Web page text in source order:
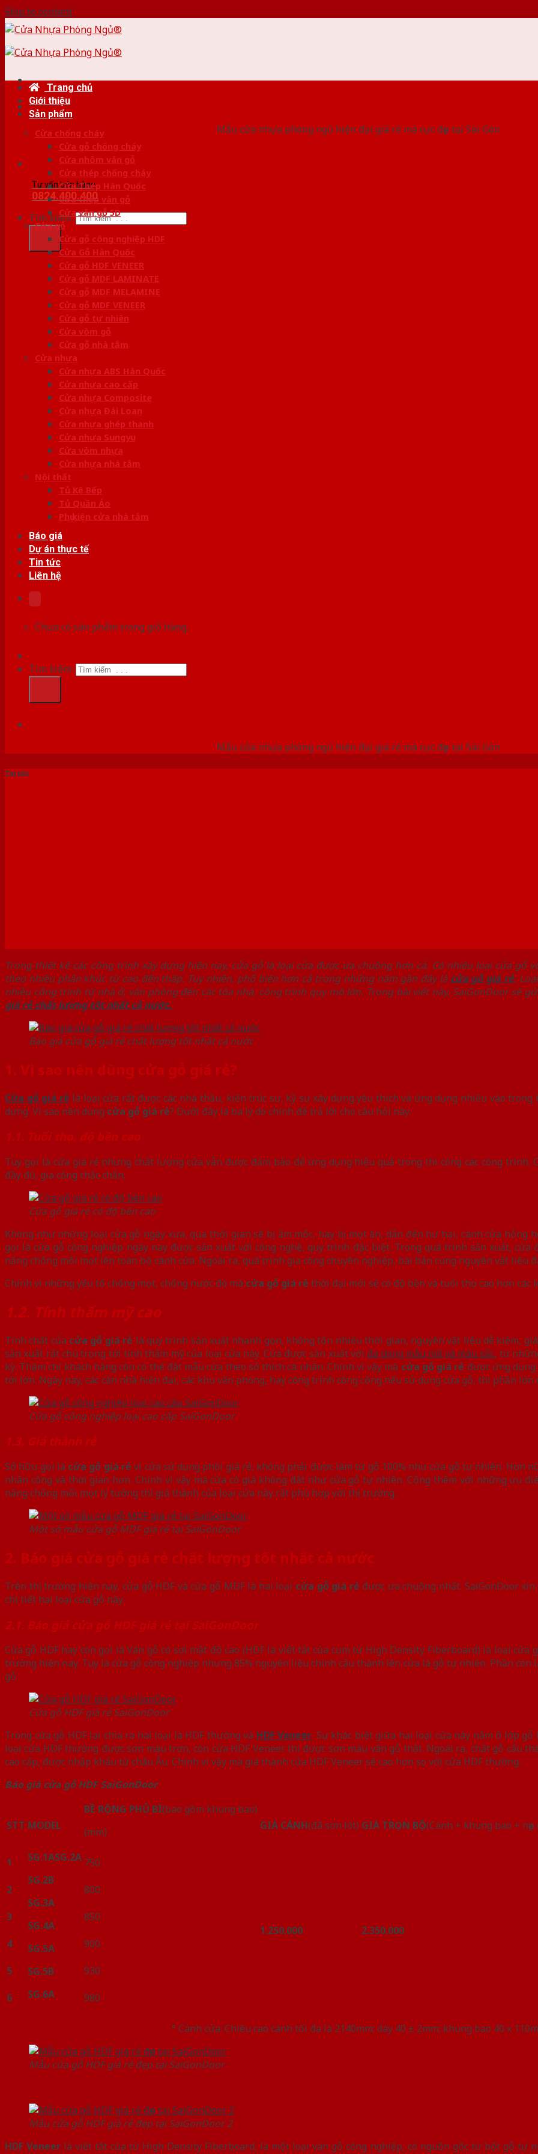
Skip to content
Mẫu cửa nhựa phòng ngủ hiện đại giá rẻ mà cực đẹp tại Sài Gòn
Tư vấn bán hàng
0824.400.400
Tìm kiếm:
Trang chủ
Giới thiệu
Sản phẩm
Cửa chống cháy
Cửa gỗ chống cháy
Cửa nhôm vân gỗ
Cửa thép chống cháy
Cửa Thép Hàn Quốc
Cửa thép vân gỗ
Cửa vân gỗ 5D
Cửa gỗ
Cửa gỗ công nghiệp HDF
Cửa Gỗ Hàn Quốc
Cửa gỗ HDF VENEER
Cửa gỗ MDF LAMINATE
Cửa gỗ MDF MELAMINE
Cửa gỗ MDF VENEER
Cửa gỗ tự nhiên
Cửa vòm gỗ
Cửa gỗ nhà tắm
Cửa nhựa
Cửa nhựa ABS Hàn Quốc
Cửa nhựa cao cấp
Cửa nhựa Composite
Cửa nhựa Đài Loan
Cửa nhựa ghép thanh
Cửa nhựa Sungyu
Cửa vòm nhựa
Cửa nhựa nhà tắm
Nội thất
Tủ Kệ Bếp
Tủ Quần Áo
Phụ kiện cửa nhà tắm
Báo giá
Dự án thực tế
Tin tức
Liên hệ
Chưa có sản phẩm trong giỏ hàng.
Tìm kiếm:
Mẫu cửa nhựa phòng ngủ hiện đại giá rẻ mà cực đẹp tại Sài Gòn
Tin tức
Trong thiết kế các công trình xây dựng hiện nay, cửa gỗ là loại cửa được ưa chuộng hơn cả. Có nhiều loại cửa gỗ
theo nhiều phân khúc từ cao đến thấp. Tuy nhiên, phổ biến hơn cả trong những năm gần đây là cửa gỗ giá rẻ.
nhiều công trình từ nhà ở, văn phòng đến các tòa nhà, công trình quy mô lớn. Trong bài viết này, SaiGonDoor sẽ
giá rẻ chất lượng tốt nhất cả nước.
Báo giá cửa gỗ giá rẻ chất lượng tốt nhất cả nước
1. Vì sao nên dùng cửa gỗ giá rẻ?
Cửa gỗ giá rẻ là loại cửa rất được các nhà thầu, kiến trúc sư, kỹ sư xây dựng yêu thích và ứng dụng nhiều vào trong
dựng. Vì sao nên dùng cửa gỗ giá rẻ? Dưới đây là ba lý do chính để trả lời cho câu hỏi này.
1.1. Tuổi thọ, độ bền cao
Tuy gọi là cửa giá rẻ nhưng chất lượng cửa vẫn được đảm bảo để ứng dụng hiệu quả trong thi công các công trình.
đầy đủ, gia công chắc chắn.
Cửa gỗ giá rẻ có độ bền cao
Không như những loại cửa gỗ ngày xưa, qua thời gian sẽ bị ẩm mốc, hay bị mọt ăn, dẫn đến hư hại, cánh cửa hỏng
gọi là cửa gỗ công nghiệp ngày nay được sản xuất với công nghệ, quy trình đặc biệt. Trong quá trình sản xuất, cửa
năng chống mối mọt lên toàn bộ cánh cửa. Ngoài ra, quá trình gia công chuyên nghiệp, bài bản cùng nguyên vật liệu
Chính vì những yếu tố chống mọt, chống nước đó mà cửa gỗ giá rẻ thời đại mới sẽ có độ bền và tuổi thọ cao hơn các
1.2. Tính thẩm mỹ cao
Tính chất của cửa gỗ giá rẻ là quy trình sản xuất nhanh gọn, không tốn nhiều thời gian, nguyên vật liệu dễ kiếm,
sản xuất rất chú trọng tới tính thẩm mỹ của loại cửa này. Cửa được sản xuất với đa dạng mẫu mã và màu sắc, từ
kỳ. Thậm chí khách hàng còn có thể đặt mẫu cửa theo sở thích cá nhân. Chính vì vậy mà cửa gỗ giá rẻ được ứng
tới lớn. Ngày nay, các căn nhà hiện đại, các khu văn phòng, hay công trình công cộng nếu sử dụng cửa gỗ, thì phần lớn
Cửa gỗ công nghiệp loại cao cấp SaiGonDoor
1.3. Giá thành rẻ
Sở hữu gọi là cửa gỗ giá rẻ vì cửa sử dụng phôi giá rẻ, không phải được làm từ gỗ 100% như cửa gỗ tự nhiên. Hơn
nhân công và thời gian hơn. Chính vì vậy mà cửa có giá không đắt như cửa gỗ tự nhiên. Cộng thêm với những ưu
năng chống mối mọt lý tưởng thì giá thành của loại cửa này rất phù hợp với thị trường.
Một số mẫu cửa gỗ MDF giá rẻ tại SaiGonDoor
2. Báo giá cửa gỗ giá rẻ chất lượng tốt nhất cả nước
Trên thị trường hiện nay, cửa gỗ HDF và cửa gỗ MDF là hai loại cửa gỗ giá rẻ được ưa chuộng nhất. SaiGonDoor
chi tiết hai loại cửa gỗ này.
2.1. Báo giá cửa gỗ HDF giá rẻ tại SaiGonDoor
Cửa gỗ HDF hay còn gọi là Ván gỗ có sợi mật độ cao (HDF là viết tắt của cụm từ High Density Fiberboard) là loại
trường hiện nay. Tuy là cửa gỗ công nghiệp nhưng 85% nguyên liệu chính cấu thành lên cửa là gỗ tự nhiên. Phần còn
gỗ.
Cửa gỗ HDF giá rẻ SaiGonDoor
Trong cửa gỗ HDF lại chia ra hai loại là HDF thường và HDF Veneer. Sự khác biệt giữa hai loại cửa này nằm ở lớp
loại cửa HDF thường được sơn màu trơn, còn cửa HDF Veneer thì được sơn màu vân gỗ thật. Ngoài ra, chất gỗ cấu
cao cấp, được nhập khẩu từ châu Âu. Chính vì vậy mà giá thành cửa HDF Veneer sẽ cao hơn so với cửa HDF thường.
Báo giá cửa gỗ HDF SaiGonDoor
STT MODEL
BỀ RỘNG PHỦ BÌ(bao gồm khung bao)
(mm)
GIÁ CÁNH(đã sơn lót) GIÁ TRỌN BỘ(Cánh + khung bao +
1 SG.1ASG.2A
SG.2B
SG.3A
SG.4A
SG.5A
SG.5B
SG.6A
750
1.250.000 2.350.000
2 800
3 850
4 900
5 930
6 980
° Cánh cửa: Chiều cao cánh tối đa là 2140mm; dày 40 ± 2mm; khung bao 40 x
Mẫu cửa gỗ HDF giá rẻ đẹp tại SaiGonDoor
Mẫu cửa gỗ HDF giá rẻ đẹp tại SaiGonDoor 2
HDF Veneer là viết tắt của từ High Density Fiberboard, là một loại ván gỗ công nghiệp, có nguồn gốc từ bột gỗ tự